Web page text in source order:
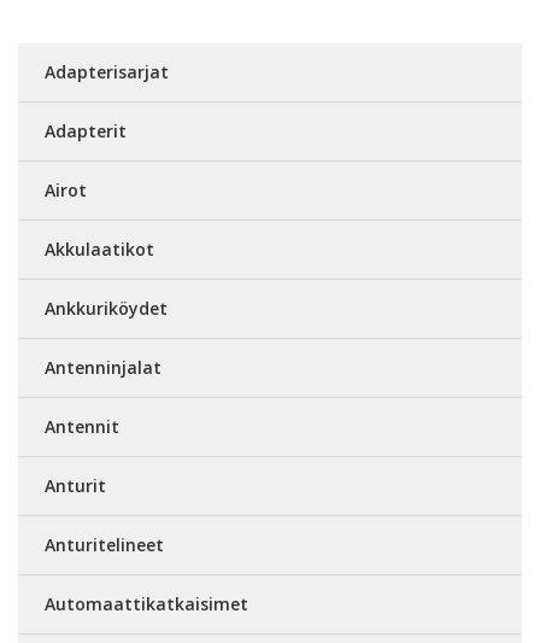
Adapterisarjat
Adapterit
Airot
Akkulaatikot
Ankkuriköydet
Antenninjalat
Antennit
Anturit
Anturitelineet
Automaattikatkaisimet